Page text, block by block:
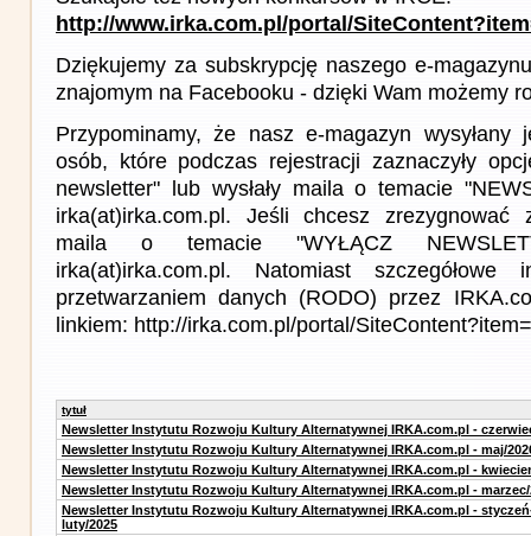
http://www.irka.com.pl/portal/
Dziękujemy za subskrypcję naszego e-
znajomym na Facebooku - dzięki Wam możemy
Przypominamy, że nasz e-magazyn
osób, które podczas rejestracji zaznaczyły
newsletter" lub wysłały maila o temacie
irka(at)irka.com.pl. Jeśli chcesz zrezygnować
maila o temacie "WYŁĄCZ
irka(at)irka.com.pl. Natomiast szczegółowe
przetwarzaniem danych (RODO) przez
linkiem: http://irka.com.pl/portal/
tytuł
Newsletter Instytutu Rozwoju Kultury Alternatywnej IRKA.com.pl -
Newsletter Instytutu Rozwoju Kultury Alternatywnej IRKA.com.pl - maj/
Newsletter Instytutu Rozwoju Kultury Alternatywnej IRKA.com.pl -
Newsletter Instytutu Rozwoju Kultury Alternatywnej IRKA.com.pl - marzec/
Newsletter Instytutu Rozwoju Kultury Alternatywnej IRKA.com.pl -
luty/2025